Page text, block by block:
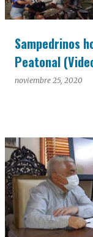
Sampedrinos
Peatonal
noviembre 25, 2020